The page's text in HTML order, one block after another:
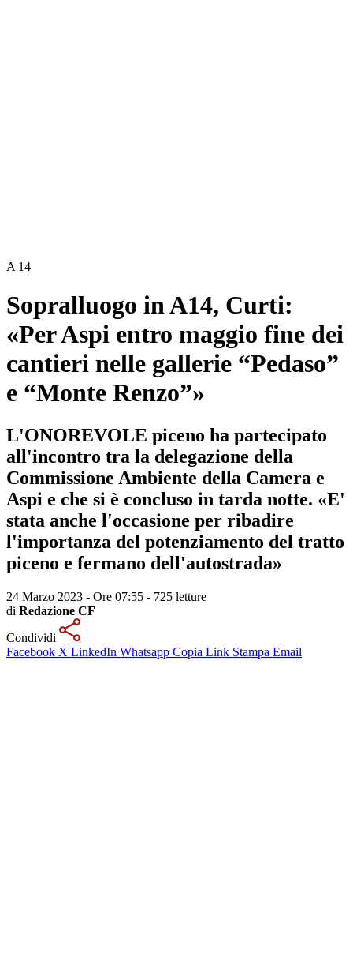
A 14
Sopralluogo in A14, Curti:
«Per Aspi entro maggio fine dei
cantieri nelle gallerie “Pedaso”
e “Monte Renzo”»
L'ONOREVOLE piceno ha partecipato
all'incontro tra la delegazione della
Commissione Ambiente della Camera e
Aspi e che si è concluso in tarda notte. «E'
stata anche l'occasione per ribadire
l'importanza del potenziamento del tratto
piceno e fermano dell'autostrada»
24 Marzo 2023 - Ore 07:55 - 725 letture
di Redazione CF
Condividi
Facebook X LinkedIn Whatsapp Copia Link Stampa Email